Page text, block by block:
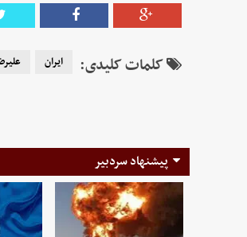
کلمات کلیدی: ایران
پیشنهاد سردبیر